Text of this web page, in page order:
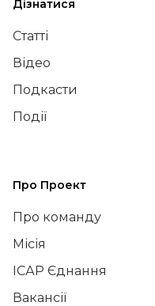
Дізнатися
Статті
Відео
Подкасти
Події
Про Проект
Про команду
Місія
ІСАР Єднання
Вакансії